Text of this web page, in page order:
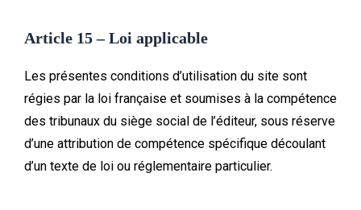
Article 15 – Loi applicable
Les présentes conditions d’utilisation du site sont
régies par la loi française et soumises à la compétence
des tribunaux du siège social de l’éditeur, sous réserve
d’une attribution de compétence spécifique découlant
d’un texte de loi ou réglementaire particulier.